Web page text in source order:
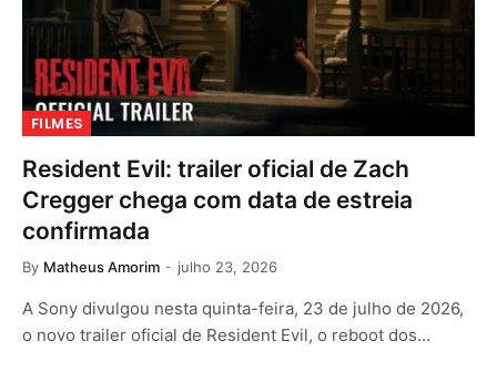
FILMES
Resident Evil: trailer oficial de Zach
Cregger chega com data de estreia
confirmada
By Matheus Amorim julho 23, 2026
A Sony divulgou nesta quinta-feira, 23 de julho de 2026,
o novo trailer oficial de Resident Evil, o reboot dos…